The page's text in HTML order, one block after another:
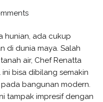
on
Hunian
dengan
Fasad
Industrial
Ala
Rumah
hunian, ada cukup
di dunia maya. Salah
air, Chef Renatta
bisa dibilang semakin
bangunan modern.
tampak impresif dengan